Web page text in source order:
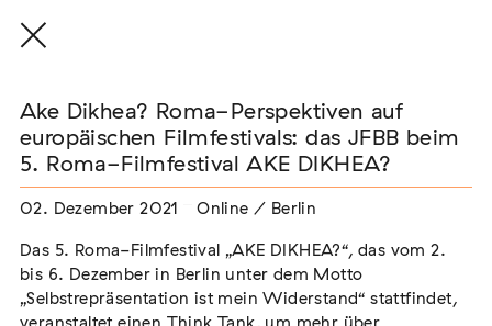
THE THREAD THAT HOLDS / DER FADEN,
DER HÄLT
22. Juli 2026 - 04. Oktober 2026 Augsburg
Ake Dikhea? Roma-Perspektiven auf
europäischen Filmfestivals: das JFBB beim
5. Roma-Filmfestival AKE DIKHEA?
02. Dezember 2021 Online / Berlin
Das 5. Roma-Filmfestival „AKE DIKHEA?“, das vom 2.
bis 6. Dezember in Berlin unter dem Motto
„Selbstrepräsentation ist mein Widerstand“ stattfindet,